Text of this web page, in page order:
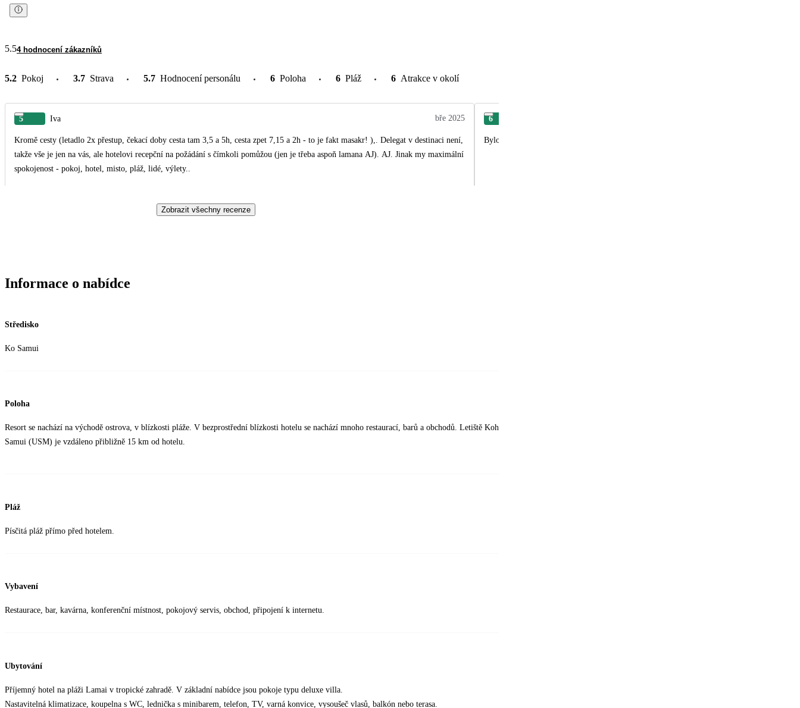
5.54 hodnocení zákazníků
5.2 Pokoj 3.7 Strava 5.7 Hodnocení personálu 6 Poloha 6 Pláž 6 Atrakce v okolí
5 Iva bře 2025
Kromě cesty (letadlo 2x přestup, čekací doby cesta tam 3,5 a 5h, cesta zpet 7,15 a 2h - to je fakt masakr! ),. Delegat v destinaci není,
takže vše je jen na vás, ale hotelovi recepční na požádání s čímkoli pomůžou (jen je třeba aspoň lamana AJ). AJ. Jinak my maximální
spokojenost - pokoj, hotel, misto, pláž, lidé, výlety..
6
Bylo to skvele
Zobrazit všechny recenze
Informace o nabídce
Středisko
Ko Samui
Poloha
Resort se nachází na východě ostrova, v blízkosti pláže. V bezprostřední blízkosti hotelu se nachází mnoho restaurací, barů a obchodů. Letiště Koh
Samui (USM) je vzdáleno přibližně 15 km od hotelu.
Pláž
Písčitá pláž přímo před hotelem.
Vybavení
Restaurace, bar, kavárna, konferenční místnost, pokojový servis, obchod, připojení k internetu.
Ubytování
Příjemný hotel na pláži Lamai v tropické zahradě. V základní nabídce jsou pokoje typu deluxe villa.
Nastavitelná klimatizace, koupelna s WC, lednička s minibarem, telefon, TV, varná konvice, vysoušeč vlasů, balkón nebo terasa.